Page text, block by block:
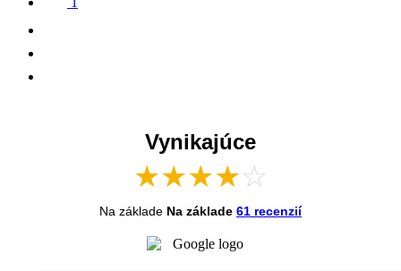
Vynikajúce
★★★★☆
Na základe Na základe 61 recenzií